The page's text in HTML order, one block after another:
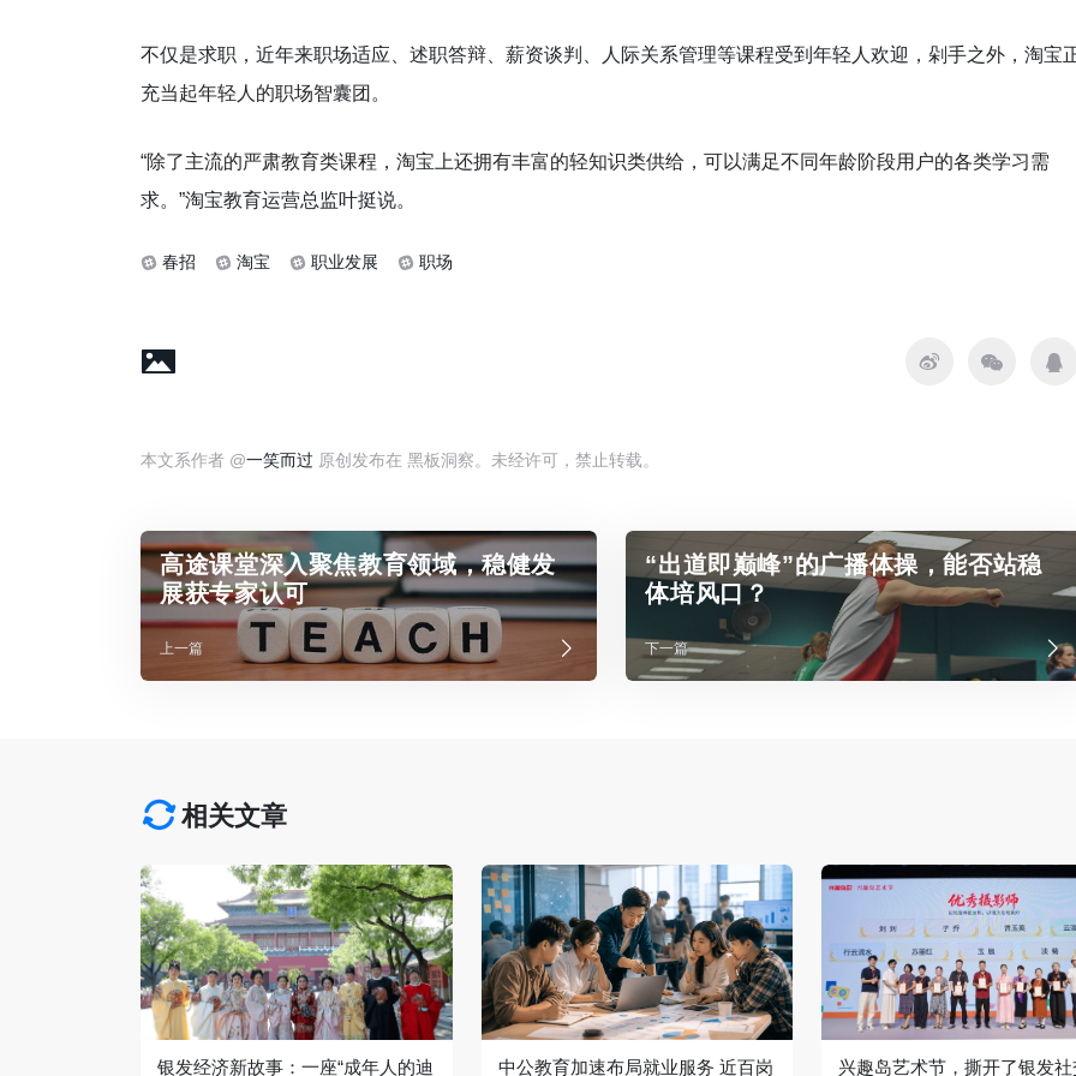
不仅是求职，近年来职场适应、述职答辩、薪资谈判、人际关系管理等课程受到年轻人欢迎，剁手之外，淘宝
充当起年轻人的职场智囊团。
“除了主流的严肃教育类课程，淘宝上还拥有丰富的轻知识类供给，可以满足不同年龄阶段用户的各类学习需
求。”淘宝教育运营总监叶挺说。
春招 淘宝 职业发展 职场
本文系作者 @一笑而过 原创发布在 黑板洞察。未经许可，禁止转载。
高途课堂深入聚焦教育领域，稳健发
展获专家认可
上一篇
“出道即巅峰”的广播体操，能否站稳
体培风口？
下一篇
相关文章
银发经济新故事：一座“成年人的迪 中公教育加速布局就业服务 近百岗 兴趣岛艺术节，撕开了银发